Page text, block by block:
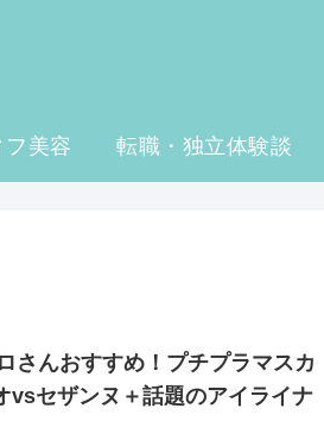
フ美容 転職・独立体験談
さんおすすめ！プチプラマスカ
vsセザンヌ＋話題のアイライナ